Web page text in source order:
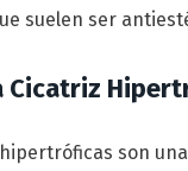
suelen ser
Cicatriz
hipertróficas son